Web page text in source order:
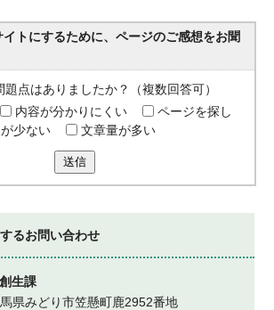
イトにするために、ページのご感想をお聞
題点はありましたか？（複数回答可）
内容が分かりにくい
ページを探し
少ない 文章量が多い
送信
るお問い合わせ
生課
県みどり市笠懸町鹿2952番地